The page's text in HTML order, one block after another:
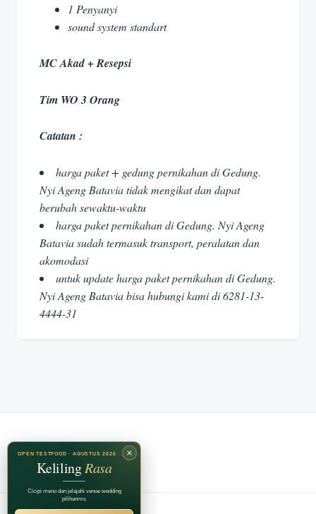
1 Penyanyi
sound system standart
MC Akad + Resepsi
Tim WO 3 Orang
Catatan :
harga paket + gedung pernikahan di Gedung.
Nyi Ageng Batavia tidak mengikat dan dapat
berubah sewaktu-waktu
harga paket pernikahan di Gedung. Nyi Ageng
Batavia sudah termasuk transport, peralatan dan
akomodasi
untuk update harga paket pernikahan di Gedung.
Nyi Ageng Batavia bisa hubungi kami di 6281-13-
4444-31
×
OPEN TESTFOOD · AGUSTUS 2026
KelilingRasa
Cicipi menu dan jelajahi venue wedding
pilihanmu.